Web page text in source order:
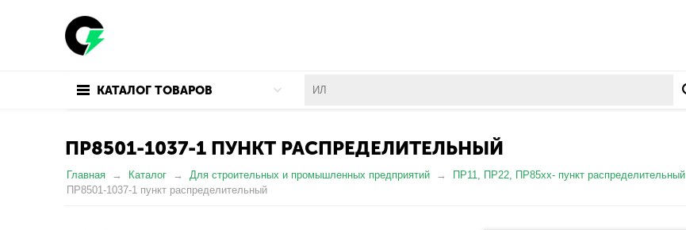
КАТАЛОГ ТОВАРОВ
ПР8501-1037-1 ПУНКТ РАСПРЕДЕЛИТЕЛЬНЫЙ
Главная Каталог Для строительных и промышленных предприятий ПР11, ПР22, ПР85хх- пункт распределительный
ПР8501-1037-1 пункт распределительный